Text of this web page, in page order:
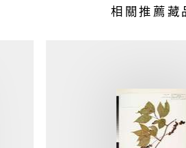
相關推薦藏